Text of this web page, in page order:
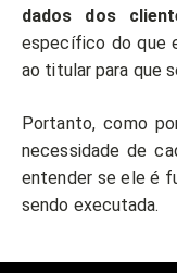
dados dos
específico do que
ao titular para que
Portanto, como
necessidade de
entender se ele é
sendo executada.